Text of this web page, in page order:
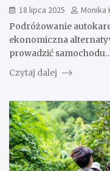
18 lipca 2025
Monika
Podróżowanie
ekonomiczna
prowadzić
Czytaj dalej